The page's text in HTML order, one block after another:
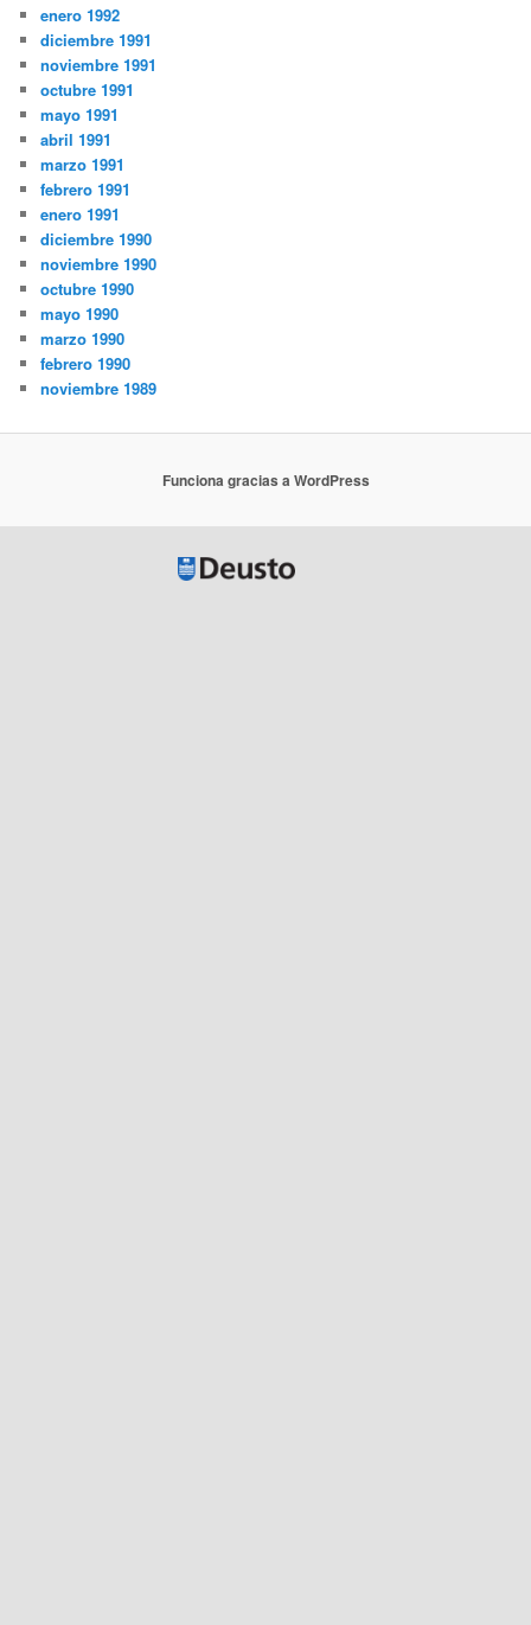
enero 1992
diciembre 1991
noviembre 1991
octubre 1991
mayo 1991
abril 1991
marzo 1991
febrero 1991
enero 1991
diciembre 1990
noviembre 1990
octubre 1990
mayo 1990
marzo 1990
febrero 1990
noviembre 1989
Funciona gracias a WordPress